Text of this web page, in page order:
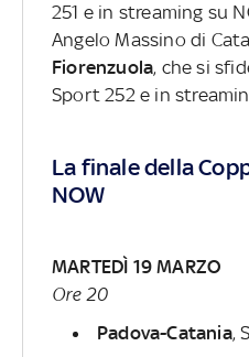
251 e in streaming su
Angelo Massino di
Fiorenzuola, che si
Sport 252 e in
La finale della
NOW
MARTEDÌ 19 MARZO
Ore 20
Padova-Catania,